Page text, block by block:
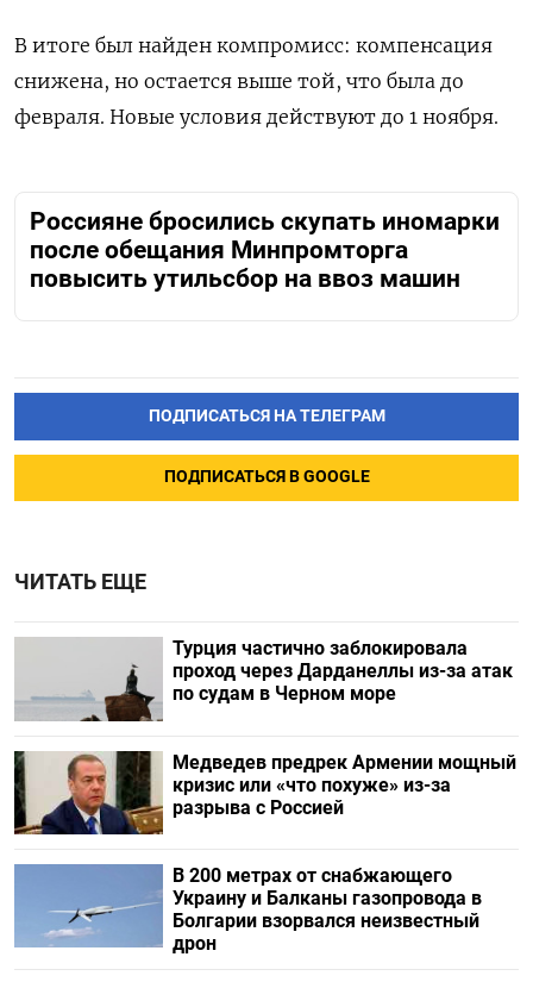
В итоге был найден компромисс: компенсация
снижена, но остается выше той, что была до
февраля. Новые условия действуют до 1 ноября.
Россияне бросились скупать иномарки
после обещания Минпромторга
повысить утильсбор на ввоз машин
ПОДПИСАТЬСЯ НА ТЕЛЕГРАМ
ПОДПИСАТЬСЯ В GOOGLE
ЧИТАТЬ ЕЩЕ
Турция частично заблокировала
проход через Дарданеллы из-за атак
по судам в Черном море
Медведев предрек Армении мощный
кризис или «что похуже» из-за
разрыва с Россией
В 200 метрах от снабжающего
Украину и Балканы газопровода в
Болгарии взорвался неизвестный
дрон